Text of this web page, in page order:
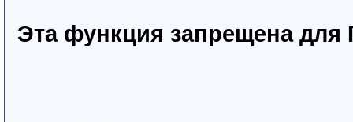
Эта функция запрещена для